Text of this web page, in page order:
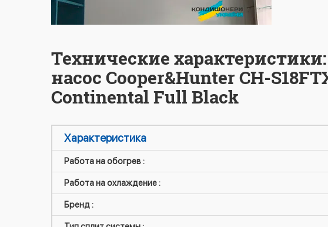
Технические
насос Cooper&Hunter CH-
Continental Full Black
Характеристика
Работа на обогрев :
Работа на охлаждение :
Бренд :